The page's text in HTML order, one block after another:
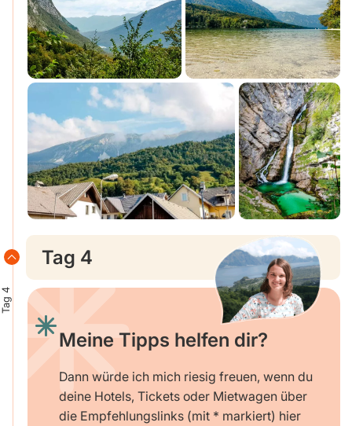
Tag 4
Tag 4
Meine Tipps helfen dir?
Dann würde ich mich riesig freuen, wenn du
deine Hotels, Tickets oder Mietwagen über
die Empfehlungslinks (mit * markiert) hier